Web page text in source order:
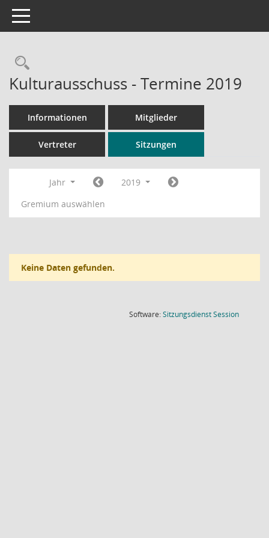
Toggle navigation
Rechercheauswahl
Kulturausschuss - Termine 2019
Informationen Mitglieder
Vertreter Sitzungen
Jahr
2019
Gremium auswählen
Keine Daten gefunden.
Software:SitzungsdienstSession(Wird in